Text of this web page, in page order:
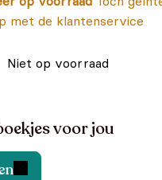
met de klantenservice
Niet op voorraad
voor jou